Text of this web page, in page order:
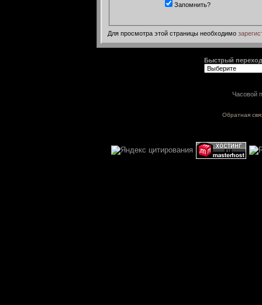
Запомнить?
Для просмотра этой страницы необходимо
Быстрый переход
Часовой
Обратная